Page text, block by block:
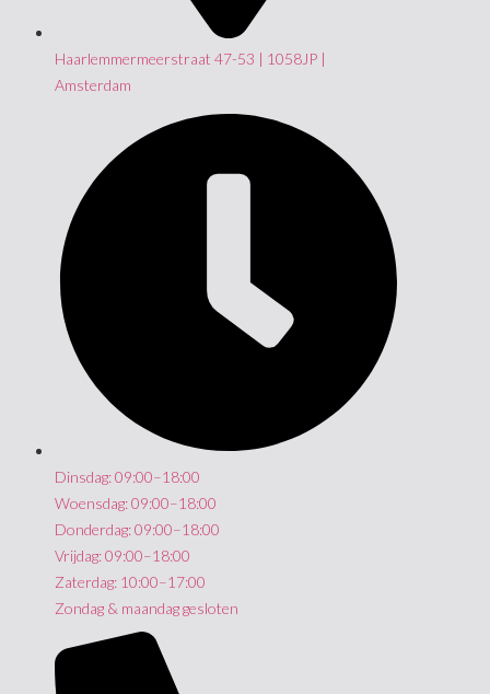
Haarlemmermeerstraat 47-53 | 1058JP |
Amsterdam
Dinsdag: 09:00–18:00
Woensdag: 09:00–18:00
Donderdag: 09:00–18:00
Vrijdag: 09:00–18:00
Zaterdag: 10:00–17:00
Zondag & maandag gesloten